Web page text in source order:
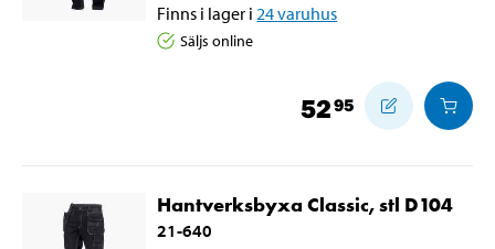
Finns i lager i 24varuhus
Säljs online
5295
Hantverksbyxa Classic, stl D104
21-640